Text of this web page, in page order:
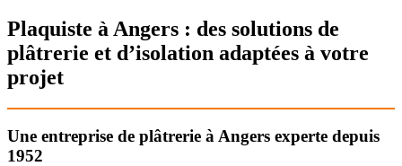
Plaquiste à Angers : des solutions de
plâtrerie et d’isolation adaptées à votre
projet
Une entreprise de plâtrerie à Angers experte depuis
1952